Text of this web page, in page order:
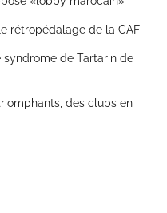
rétropédalage de la CAF
syndrome de Tartarin de
des clubs en